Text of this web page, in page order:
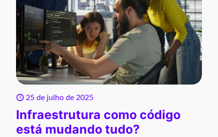
25 de julho de 2025
Infraestrutura como código
está mudando tudo?